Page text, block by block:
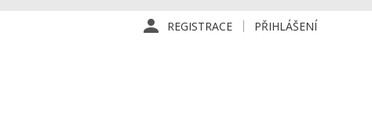
REGISTRACE PŘIHLÁŠENÍ